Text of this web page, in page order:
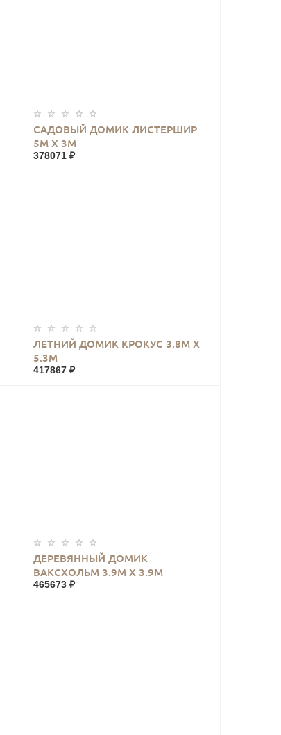
САДОВЫЙ ДОМИК ЛИСТЕРШИР
5М Х 3М
378071 ₽
КУПИТЬ
ЛЕТНИЙ ДОМИК КРОКУС 3.8М Х
5.3М
417867 ₽
КУПИТЬ
ДЕРЕВЯННЫЙ ДОМИК
ВАКСХОЛЬМ 3.9М Х 3.9М
465673 ₽
КУПИТЬ